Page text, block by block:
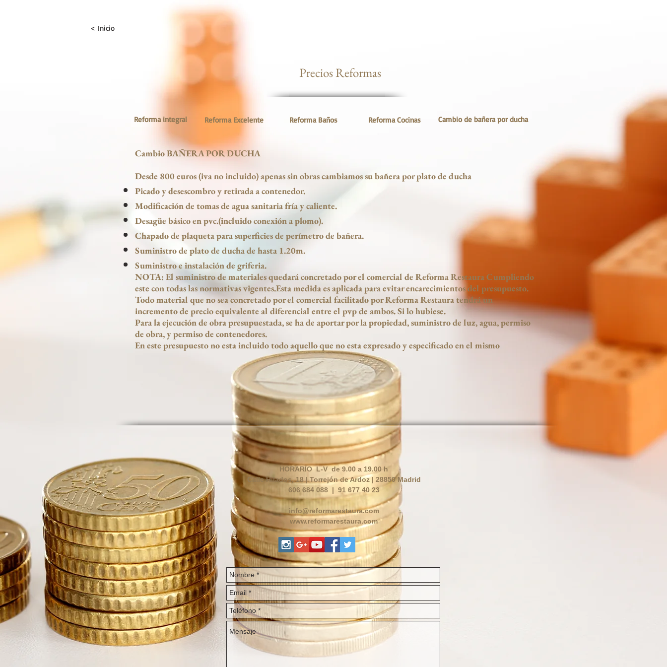
< Inicio
Precios Reformas
Reforma integral Reforma Excelente Reforma Baños Reforma Cocinas Cambio de bañera por ducha
Cambio BAÑERA POR DUCHA
Desde 800 euros (iva no incluido) apenas sin obras cambiamos su bañera por plato de ducha
Picado y desescombro y retirada a contenedor.
Modificación de tomas de agua sanitaria fría y caliente.
Desagüe básico en pvc.(incluido conexión a plomo).
Chapado de plaqueta para superficies de perímetro de bañera.
Suministro de plato de ducha de hasta 1.20m.
Suministro e instalación de griferia.
NOTA: El suministro de materiales quedará concretado por el comercial de Reforma Restaura Cumpliendo
este con todas las normativas vigentes.Esta medida es aplicada para evitar encarecimientos del presupuesto.
Todo material que no sea concretado por el comercial facilitado por Reforma Restaura tendrá un
incremento de precio equivalente al diferencial entre el pvp de ambos. Si lo hubiese.
Para la ejecución de obra presupuestada, se ha de aportar por la propiedad, suministro de luz, agua, permiso
de obra, y permiso de contenedores.
En este presupuesto no esta incluido todo aquello que no esta expresado y especificado en el mismo
HORARIO L-V de 9.00 a 19.00 h
Calle Hilados, 18 | Torrejón de Ardoz | 28850 Madrid
606 684 088 | 91 677 40 23
info@reformarestaura.com
www.reformarestaura.com